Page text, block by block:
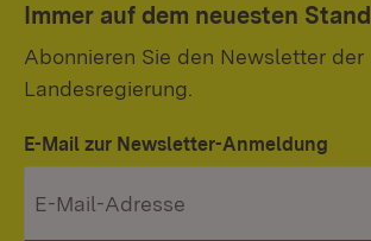
Immer auf dem neuesten Stand
Abonnieren Sie den Newsletter der
Landesregierung.
E-Mail zur Newsletter-Anmeldung